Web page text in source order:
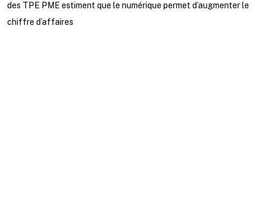
des TPE PME estiment que le numérique permet d’augmenter le
chiffre d’affaires